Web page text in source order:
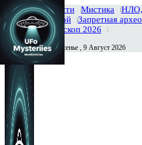
Главная Новости Мистика
НЛО,
Тайны вселенной
Запретная
История
Гороскоп 2026
Сегодня Воскресенье , 9 Август 2026